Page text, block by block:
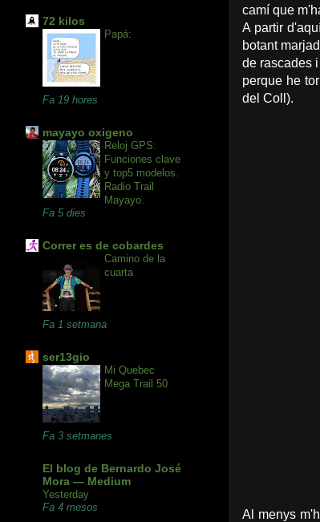
camí que
A partir
botant
de rascades
perque he
del Coll).
Al menys
72 kilos
Papá:
Fa 19 hores
mayayo oxigeno
Reloj GPS:
Funciones clave
y top5 modelos.
Radio Trail
Mayayo.
Fa 5 dies
Correr es de cobardes
Camino de la
cuarta
Fa 1 setmana
ser13gio
Mi Quebec
Mega Trail 50
Fa 3 setmanes
El blog de Bernardo José
Mora — Medium
Yesterday
Fa 4 mesos